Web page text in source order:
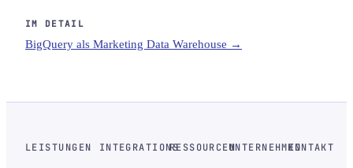
IM DETAIL
BigQuery als Marketing Data Warehouse →
LEISTUNGEN INTEGRATIONSRESSOURCENUNTERNEHMENKONTAKT